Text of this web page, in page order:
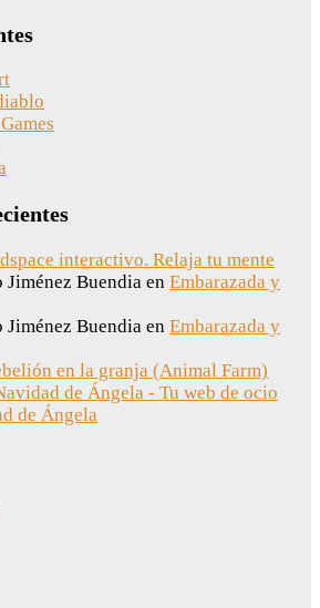
interactivo. Relaja tu mente
Jiménez Buendia en Embarazada y
Jiménez Buendia en Embarazada y
en la granja (Animal Farm)
de Ángela - Tu web de ocio
de Ángela